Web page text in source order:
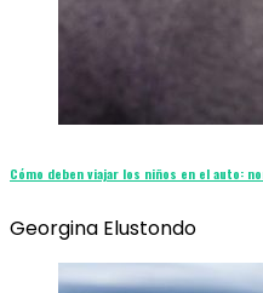
Cómo deben viajar los niños en el auto:
Georgina Elustondo